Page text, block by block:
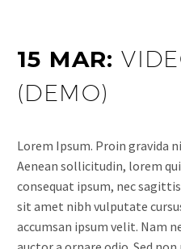
15 MAR:
(DEMO)
Lorem Ipsum. Proin gravida
Aenean sollicitudin, lorem
consequat ipsum, nec
sit amet nibh vulputate
accumsan ipsum velit. Nam